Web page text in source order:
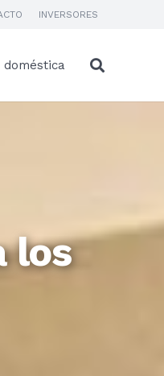
INVERSORES
doméstica
los